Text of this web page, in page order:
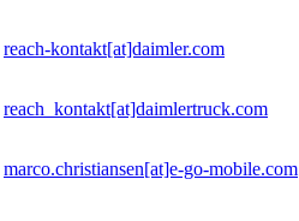
reach-kontakt[at]daimler.com
reach_kontakt[at]daimlertruck.com
marco.christiansen[at]e-go-mobile.com